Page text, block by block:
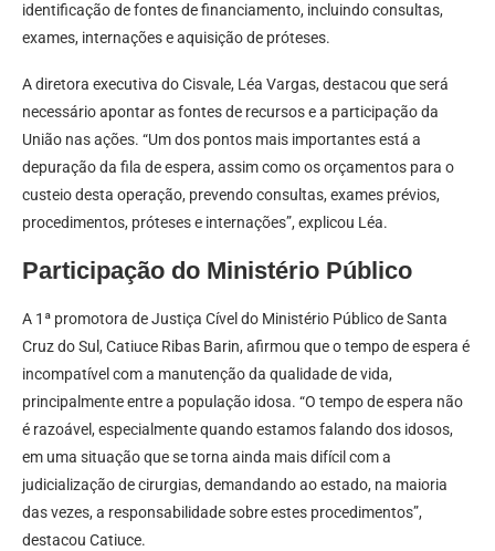
identificação de fontes de financiamento, incluindo consultas,
exames, internações e aquisição de próteses.
A diretora executiva do Cisvale, Léa Vargas, destacou que será
necessário apontar as fontes de recursos e a participação da
União nas ações. “Um dos pontos mais importantes está a
depuração da fila de espera, assim como os orçamentos para o
custeio desta operação, prevendo consultas, exames prévios,
procedimentos, próteses e internações”, explicou Léa.
Participação do Ministério Público
A 1ª promotora de Justiça Cível do Ministério Público de Santa
Cruz do Sul, Catiuce Ribas Barin, afirmou que o tempo de espera é
incompatível com a manutenção da qualidade de vida,
principalmente entre a população idosa. “O tempo de espera não
é razoável, especialmente quando estamos falando dos idosos,
em uma situação que se torna ainda mais difícil com a
judicialização de cirurgias, demandando ao estado, na maioria
das vezes, a responsabilidade sobre estes procedimentos”,
destacou Catiuce.